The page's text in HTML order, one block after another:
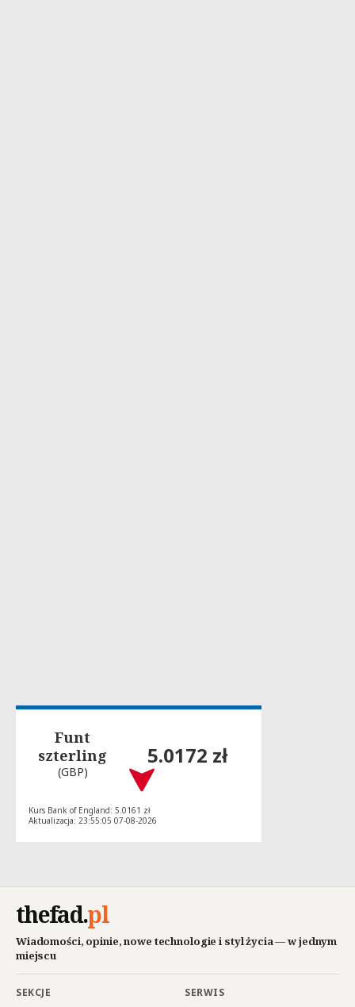
Funt
szterling
(GBP)
5.0172 zł
Kurs Bank of England: 5.0161 zł
Aktualizacja: 23:55:05 07-08-2026
thefad.pl
Wiadomości, opinie, nowe technologie i styl życia — w jednym
miejscu
SEKCJE SERWIS